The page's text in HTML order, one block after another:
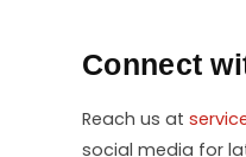
Connect
Reach us at
social media for